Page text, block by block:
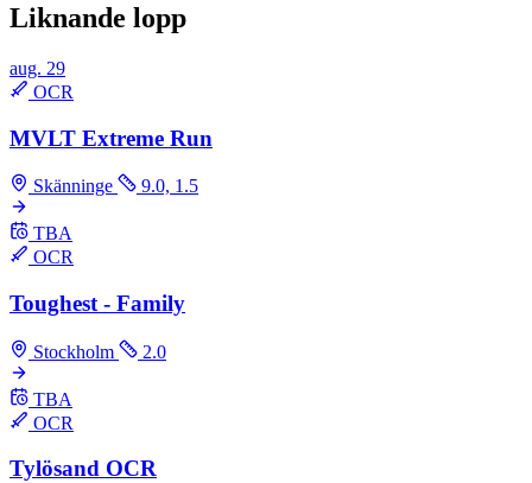
Liknande lopp
aug. 29
OCR
MVLT Extreme Run
Skänninge 9.0, 1.5
TBA
OCR
Toughest - Family
Stockholm 2.0
TBA
OCR
Tylösand OCR